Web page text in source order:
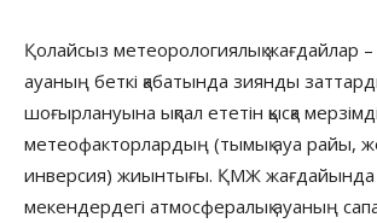
Қолайсыз метеорологиялық жағдайлар
ауаның беткі қабатында зиянды
шоғырлануына ықпал ететін қысқа мерзімді
метеофакторлардың (тымық ауа райы,
инверсия) жиынтығы. ҚМЖ жағдайында
мекендердегі атмосфералық ауаның